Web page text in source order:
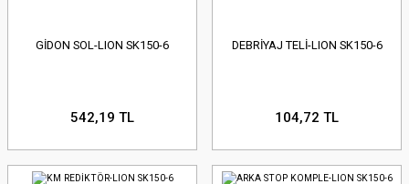
GİDON SOL-LION SK150-6
542,19 TL
DEBRİYAJ TELİ-LION SK150-6
104,72 TL